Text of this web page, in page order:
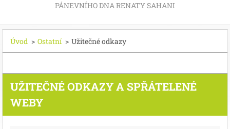
PÁNEVNÍHO DNA RENATY SAHANI
Úvod > Ostatní > Užitečné odkazy
UŽITEČNÉ ODKAZY A SPŘÁTELENÉ
WEBY